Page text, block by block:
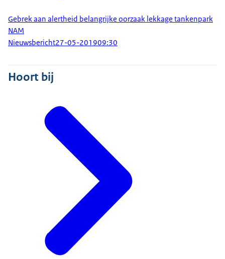
Gebrek aan alertheid belangrijke oorzaak lekkage tankenpark
NAM
Nieuwsbericht27-05-201909:30
Hoort bij